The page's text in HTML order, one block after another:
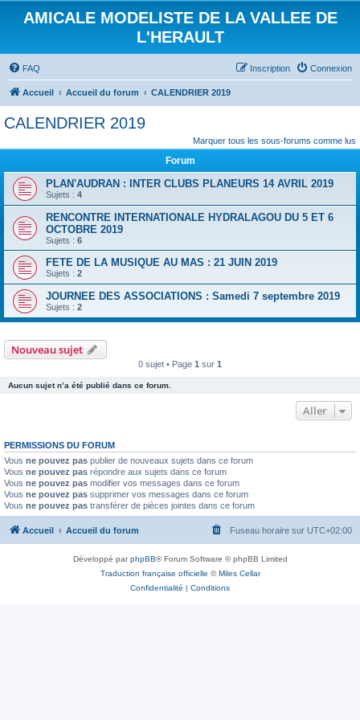
AMICALE MODELISTE DE LA VALLEE DE
L'HERAULT
FAQ Connexion
Inscription
Accueil Accueil du forum CALENDRIER 2019
CALENDRIER 2019
Marquer tous les sous-forums comme lus
Forum
PLAN'AUDRAN : INTER CLUBS PLANEURS 14 AVRIL 2019
Sujets : 4
RENCONTRE INTERNATIONALE HYDRALAGOU DU 5 ET 6
OCTOBRE 2019
Sujets : 6
FETE DE LA MUSIQUE AU MAS : 21 JUIN 2019
Sujets : 2
JOURNEE DES ASSOCIATIONS : Samedi 7 septembre 2019
Sujets : 2
Nouveau sujet
0 sujet • Page 1 sur 1
Aucun sujet n’a été publié dans ce forum.
Aller
PERMISSIONS DU FORUM
Vous ne pouvez pas publier de nouveaux sujets dans ce forum
Vous ne pouvez pas répondre aux sujets dans ce forum
Vous ne pouvez pas modifier vos messages dans ce forum
Vous ne pouvez pas supprimer vos messages dans ce forum
Vous ne pouvez pas transférer de pièces jointes dans ce forum
Accueil Accueil du forum Fuseau horaire sur UTC+02:00
Développé parphpBB® Forum Software © phpBB Limited
Traduction française officielle ©Miles Cellar
Confidentialité | Conditions